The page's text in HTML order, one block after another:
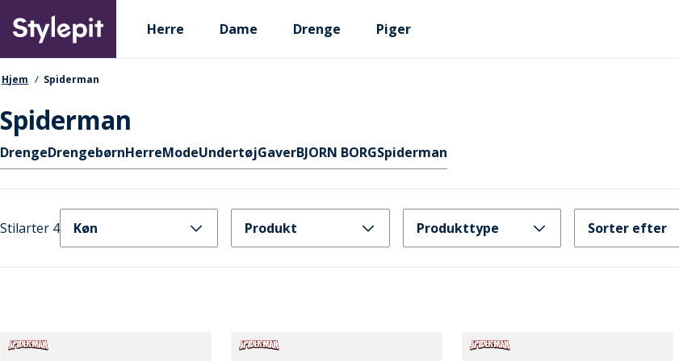
main
content
Primary departments
Herre Dame Drenge Piger
navigationssti
Hjem Spiderman
Spiderman
Hurtige links
DrengeDrengebørnHerreModeUndertøjGaverBJORN BORGSpiderman
Stilarter 4 Køn Produkt Produkttype Sorter efter